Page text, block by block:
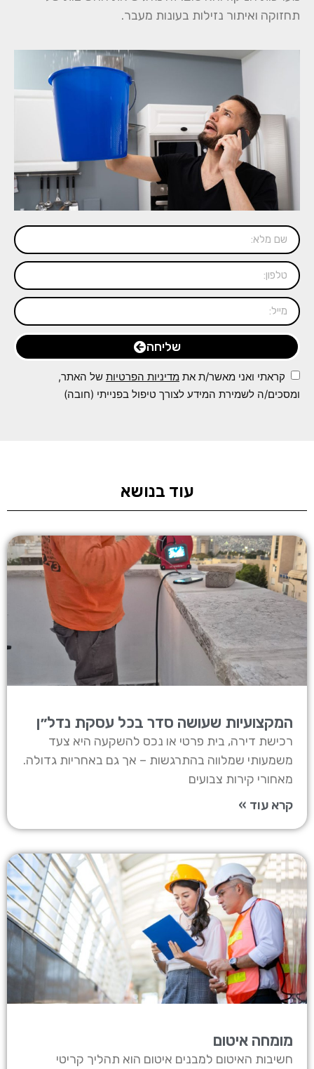
תחזוקה ואיתור נזילות בעונות מעבר.
שליחה
קראתי ואני מאשר/ת את מדיניות הפרטיות של האתר,
ומסכים/ה לשמירת המידע לצורך טיפול בפנייתי (חובה)
עוד בנושא
המקצועיות שעושה סדר בכל עסקת נדל״ן
רכישת דירה, בית פרטי או נכס להשקעה היא צעד
משמעותי שמלווה בהתרגשות – אך גם באחריות גדולה.
מאחורי קירות צבועים
קרא עוד »
מומחה איטום
חשיבות האיטום למבנים איטום הוא תהליך קריטי